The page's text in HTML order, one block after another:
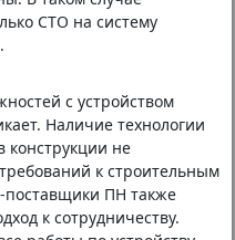
СТО на систему
с устройством
Наличие технологии
конструкции не
к строительным
поставщики ПН также
к сотрудничеству.